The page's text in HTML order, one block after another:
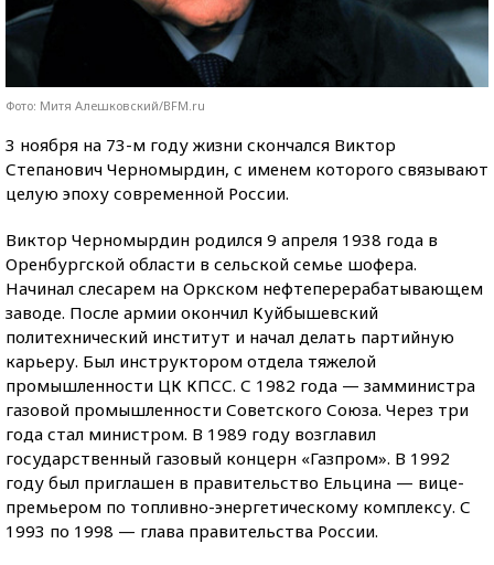
Фото: Митя Алешковский/BFM.ru
3 ноября на 73-м году жизни скончался Виктор
Степанович Черномырдин, с именем которого связывают
целую эпоху современной России.
Виктор Черномырдин родился 9 апреля 1938 года в
Оренбургской области в сельской семье шофера.
Начинал слесарем на Оркском нефтеперерабатывающем
заводе. После армии окончил Куйбышевский
политехнический институт и начал делать партийную
карьеру. Был инструктором отдела тяжелой
промышленности ЦК КПСС. С 1982 года — замминистра
газовой промышленности Советского Союза. Через три
года стал министром. В 1989 году возглавил
государственный газовый концерн «Газпром». В 1992
году был приглашен в правительство Ельцина — вице-
премьером по топливно-энергетическому комплексу. С
1993 по 1998 — глава правительства России.